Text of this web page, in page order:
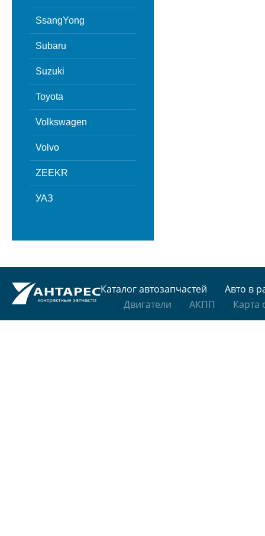
SsangYong
Subaru
Suzuki
Toyota
Volkswagen
Volvo
ZEEKR
УАЗ
Каталог автозапчастей
Авто в
Двигатели
АКПП Карта